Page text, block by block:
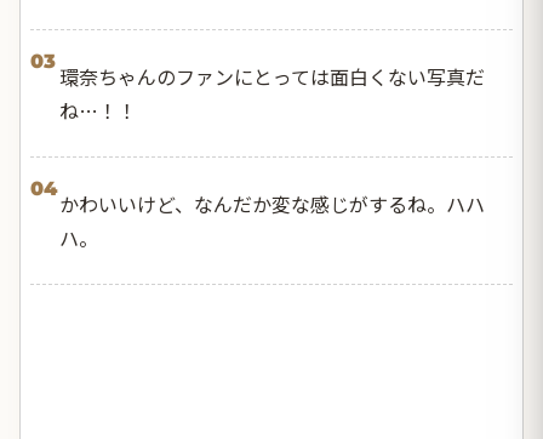
03
環奈ちゃんのファンにとっては面白くない写真だ
ね…！！
04
かわいいけど、なんだか変な感じがするね。ハハ
ハ。